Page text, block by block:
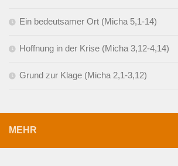
Ein bedeutsamer Ort (Micha 5,1-14)
Hoffnung in der Krise (Micha 3,12-4,14)
Grund zur Klage (Micha 2,1-3,12)
MEHR